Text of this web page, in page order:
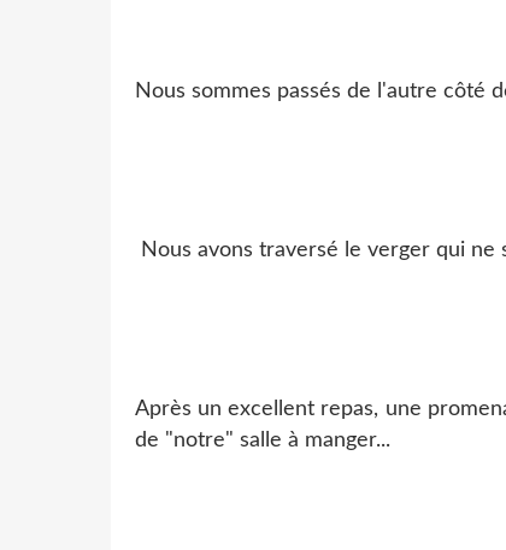
Nous sommes passés de l'autre côté
Nous avons traversé le verger qui ne
Après un excellent repas, une
de "notre" salle à manger...